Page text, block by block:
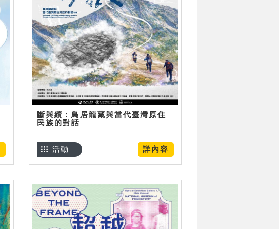
斷與續：鳥居龍藏與當代臺灣原住
民族的對話
詳內容
活動